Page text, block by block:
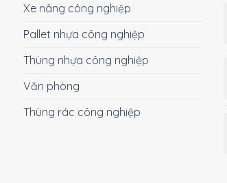
Xe nâng công nghiệp
Pallet nhựa công nghiệp
Thùng nhựa công nghiệp
Văn phòng
Thùng rác công nghiệp